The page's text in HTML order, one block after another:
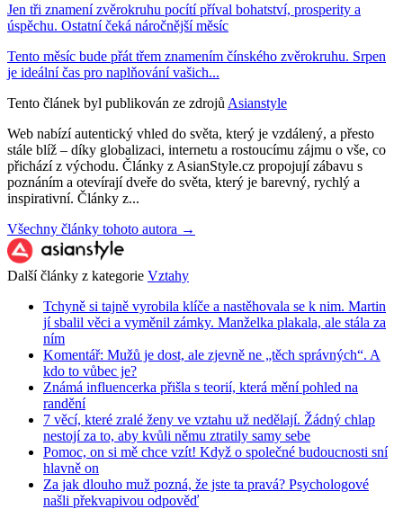
Jen tři znamení zvěrokruhu pocítí příval bohatství, prosperity a
úspěchu. Ostatní čeká náročnější měsíc
Tento měsíc bude přát třem znamením čínského zvěrokruhu. Srpen
je ideální čas pro naplňování vašich...
Tento článek byl publikován ze zdrojů Asianstyle
Web nabízí autentický vhled do světa, který je vzdálený, a přesto
stále blíž – díky globalizaci, internetu a rostoucímu zájmu o vše, co
přichází z východu. Články z AsianStyle.cz propojují zábavu s
poznáním a otevírají dveře do světa, který je barevný, rychlý a
inspirativní. Články z...
Všechny články tohoto autora →
Další články z kategorie Vztahy
Tchyně si tajně vyrobila klíče a nastěhovala se k nim. Martin
jí sbalil věci a vyměnil zámky. Manželka plakala, ale stála za
ním
Komentář: Mužů je dost, ale zjevně ne „těch správných“. A
kdo to vůbec je?
Známá influencerka přišla s teorií, která mění pohled na
randění
7 věcí, které zralé ženy ve vztahu už nedělají. Žádný chlap
nestojí za to, aby kvůli němu ztratily samy sebe
Pomoc, on si mě chce vzít! Když o společné budoucnosti sní
hlavně on
Za jak dlouho muž pozná, že jste ta pravá? Psychologové
našli překvapivou odpověď